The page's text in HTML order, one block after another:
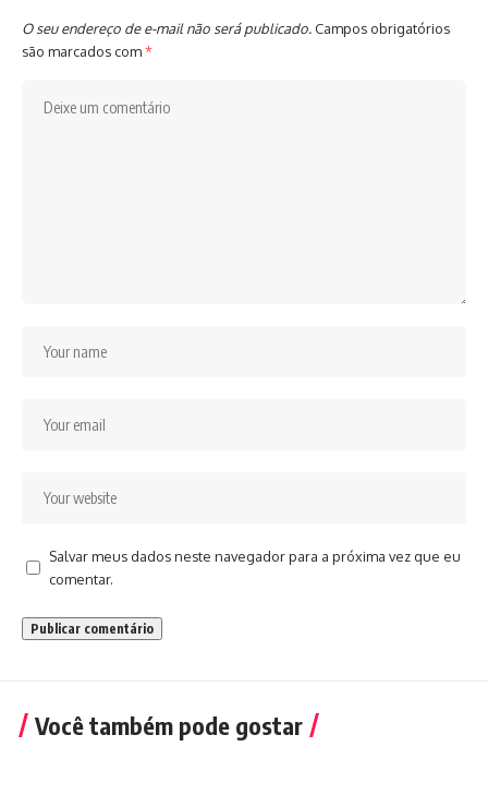
O seu endereço de e-mail não será publicado. Campos obrigatórios
são marcados com*
Salvar meus dados neste navegador para a próxima vez que eu
comentar.
Você também pode gostar